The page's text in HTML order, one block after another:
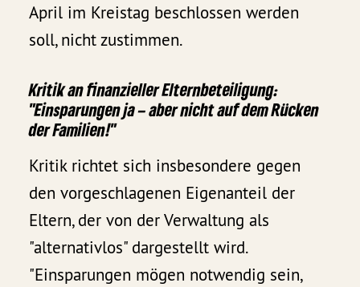
April im Kreistag beschlossen werden
soll, nicht zustimmen.
Kritik an finanzieller Elternbeteiligung:
"Einsparungen ja – aber nicht auf dem Rücken
der Familien!"
Kritik richtet sich insbesondere gegen
den vorgeschlagenen Eigenanteil der
Eltern, der von der Verwaltung als
"alternativlos" dargestellt wird.
"Einsparungen mögen notwendig sein,